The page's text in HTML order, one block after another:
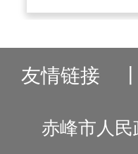
友情链接
赤峰市人民